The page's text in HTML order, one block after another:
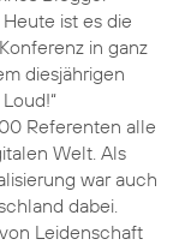
ist es die
in ganz
diesjährigen
Referenten alle
Welt. Als
war auch
dabei.
Leidenschaft